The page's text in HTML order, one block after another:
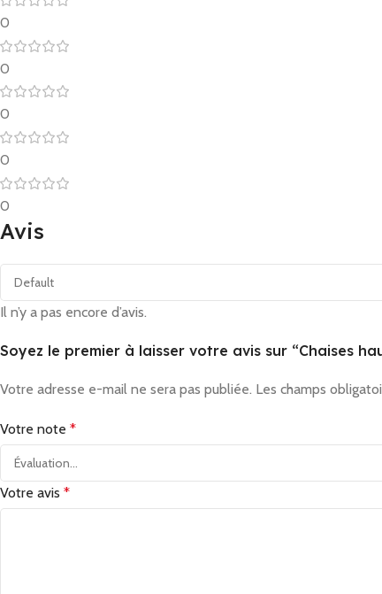
0
0
0
0
0
Avis
Il n’y a pas encore d’avis.
Soyez le premier à laisser votre avis sur “Chaises
Votre adresse e-mail ne sera pas publiée. Les champs
Votre note *
Votre avis *